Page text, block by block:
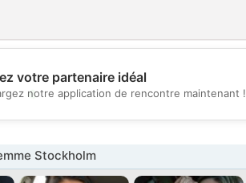
💕
votre partenaire idéal
notre application de rencontre maintenant !
Stockholm